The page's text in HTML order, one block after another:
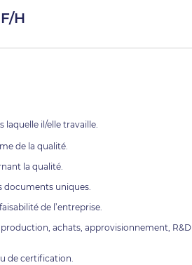
H
laquelle il/elle travaille.
de la qualité.
la qualité.
documents uniques.
de l’entreprise.
achats, approvisionnement, R&D
de certification.